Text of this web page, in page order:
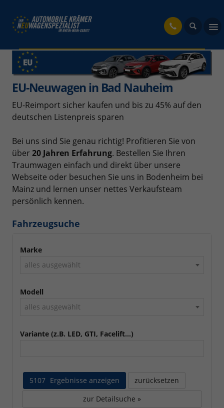
EU-Neuwagen in Bad Nauheim
EU-Reimport sicher kaufen und bis zu 45% auf den
deutschen Listenpreis sparen
Bei uns sind Sie genau richtig! Profitieren Sie von
über 20 Jahren Erfahrung. Bestellen Sie Ihren
Traumwagen einfach und direkt über unsere
Webseite oder besuchen Sie uns in Bodenheim bei
Mainz und lernen unser nettes Verkaufsteam
persönlich kennen.
Fahrzeugsuche
Marke
alles ausgewählt
Modell
alles ausgewählt
Variante (z.B. LED, GTI, Facelift...)
5107 Ergebnisse anzeigen
zurücksetzen
zur Detailsuche »